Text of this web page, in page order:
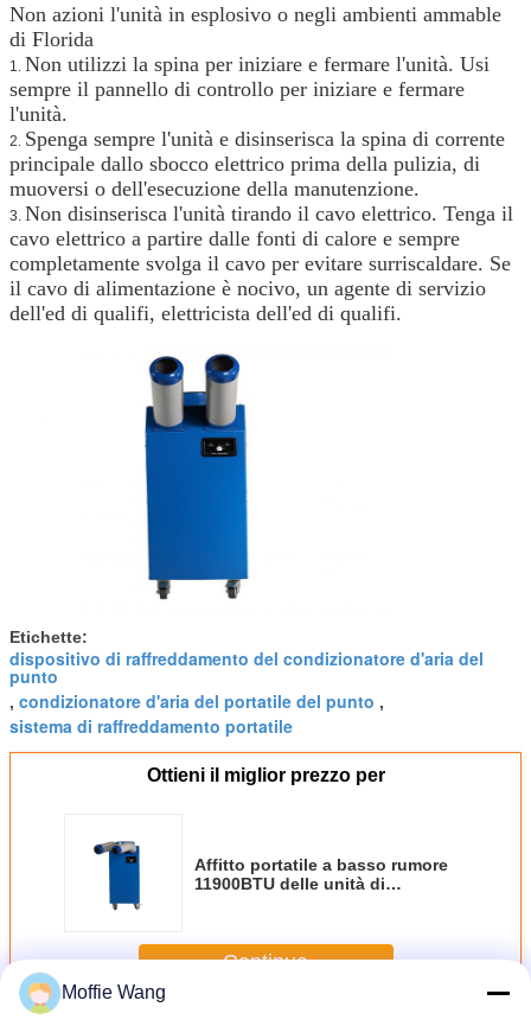
Non azioni l'unità in esplosivo o negli ambienti ammable
di Florida
1. Non utilizzi la spina per iniziare e fermare l'unità. Usi
sempre il pannello di controllo per iniziare e fermare
l'unità.
2. Spenga sempre l'unità e disinserisca la spina di corrente
principale dallo sbocco elettrico prima della pulizia, di
muoversi o dell'esecuzione della manutenzione.
3. Non disinserisca l'unità tirando il cavo elettrico. Tenga il
cavo elettrico a partire dalle fonti di calore e sempre
completamente svolga il cavo per evitare surriscaldare. Se
il cavo di alimentazione è nocivo, un agente di servizio
dell'ed di qualifi, elettricista dell'ed di qualifi.
Etichette:
dispositivo di raffreddamento del condizionatore d'aria del
punto
, condizionatore d'aria del portatile del punto ,
sistema di raffreddamento portatile
Ottieni il miglior prezzo per
Affitto portatile a basso rumore
11900BTU delle unità di
Continua
Moffie Wang